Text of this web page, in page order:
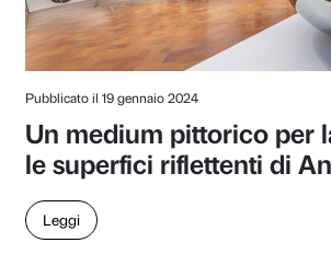
Una nuova fase
di Arturo Galansino
Leggi